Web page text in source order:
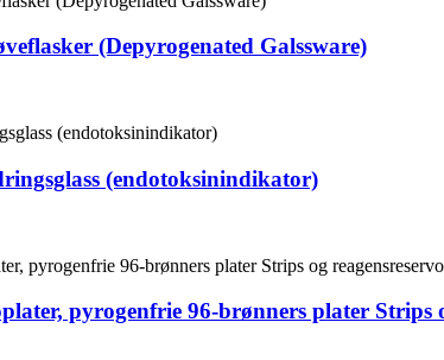
(Depyrogenated Galssware)
(endotoksinindikator)
pyrogenfrie 96-brønners plater Strips